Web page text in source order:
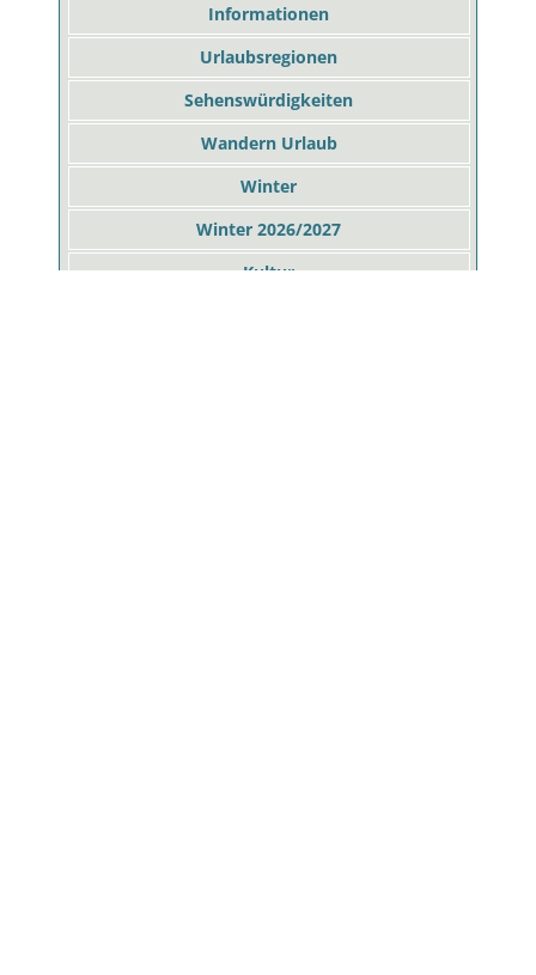
Informationen
Urlaubsregionen
Sehenswürdigkeiten
Wandern Urlaub
Winter
Winter 2026/2027
Kultur